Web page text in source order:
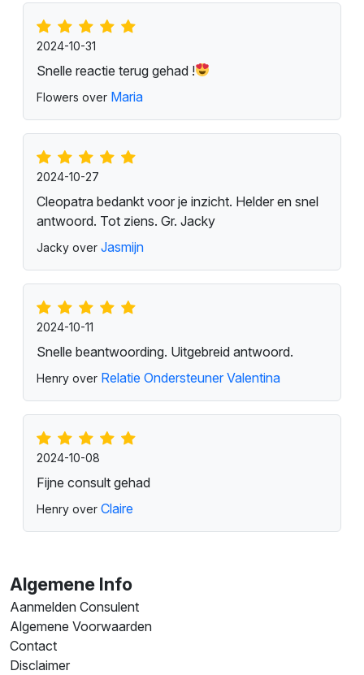
2024-10-31
Snelle reactie terug gehad !
Flowers over Maria
2024-10-27
Cleopatra bedankt voor je inzicht. Helder en snel
antwoord. Tot ziens. Gr. Jacky
Jacky over Jasmijn
2024-10-11
Snelle beantwoording. Uitgebreid antwoord.
Henry over Relatie Ondersteuner Valentina
2024-10-08
Fijne consult gehad
Henry over Claire
Algemene Info
Aanmelden Consulent
Algemene Voorwaarden
Contact
Disclaimer